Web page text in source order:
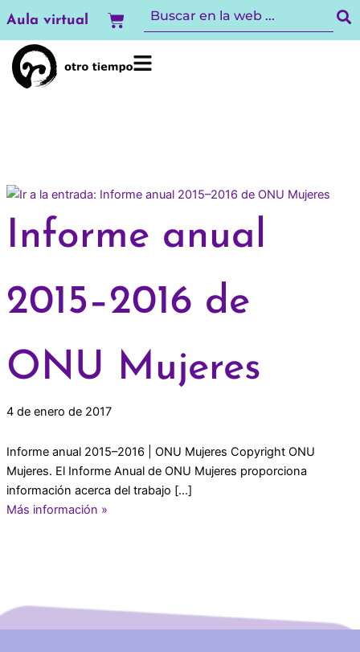
al
contenido
Aula virtual Carrito
Informe anual
2015–2016 de
ONU Mujeres
4 de enero de 2017
Informe anual 2015–2016 | ONU Mujeres Copyright ONU
Mujeres. El Informe Anual de ONU Mujeres proporciona
información acerca del trabajo […]
Más información »